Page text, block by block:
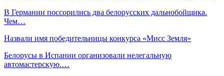
В Германии поссорились два белорусских дальнобойщика.
Чем…
Назвали имя победительницы конкурса «Мисс Земля»
Белорусы в Испании организовали нелегальную
автомастерскую.…